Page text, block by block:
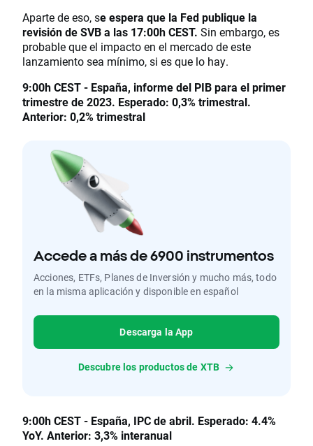
Aparte de eso, se espera que la Fed publique la
revisión de SVB a las 17:00h CEST. Sin embargo, es
probable que el impacto en el mercado de este
lanzamiento sea mínimo, si es que lo hay.
9:00h CEST - España, informe del PIB para el primer
trimestre de 2023. Esperado: 0,3% trimestral.
Anterior: 0,2% trimestral
Accede a más de 6900 instrumentos
Acciones, ETFs, Planes de Inversión y mucho más, todo
en la misma aplicación y disponible en español
Descarga la App
Descubre los productos de XTB
9:00h CEST - España, IPC de abril. Esperado: 4.4%
YoY. Anterior: 3,3% interanual